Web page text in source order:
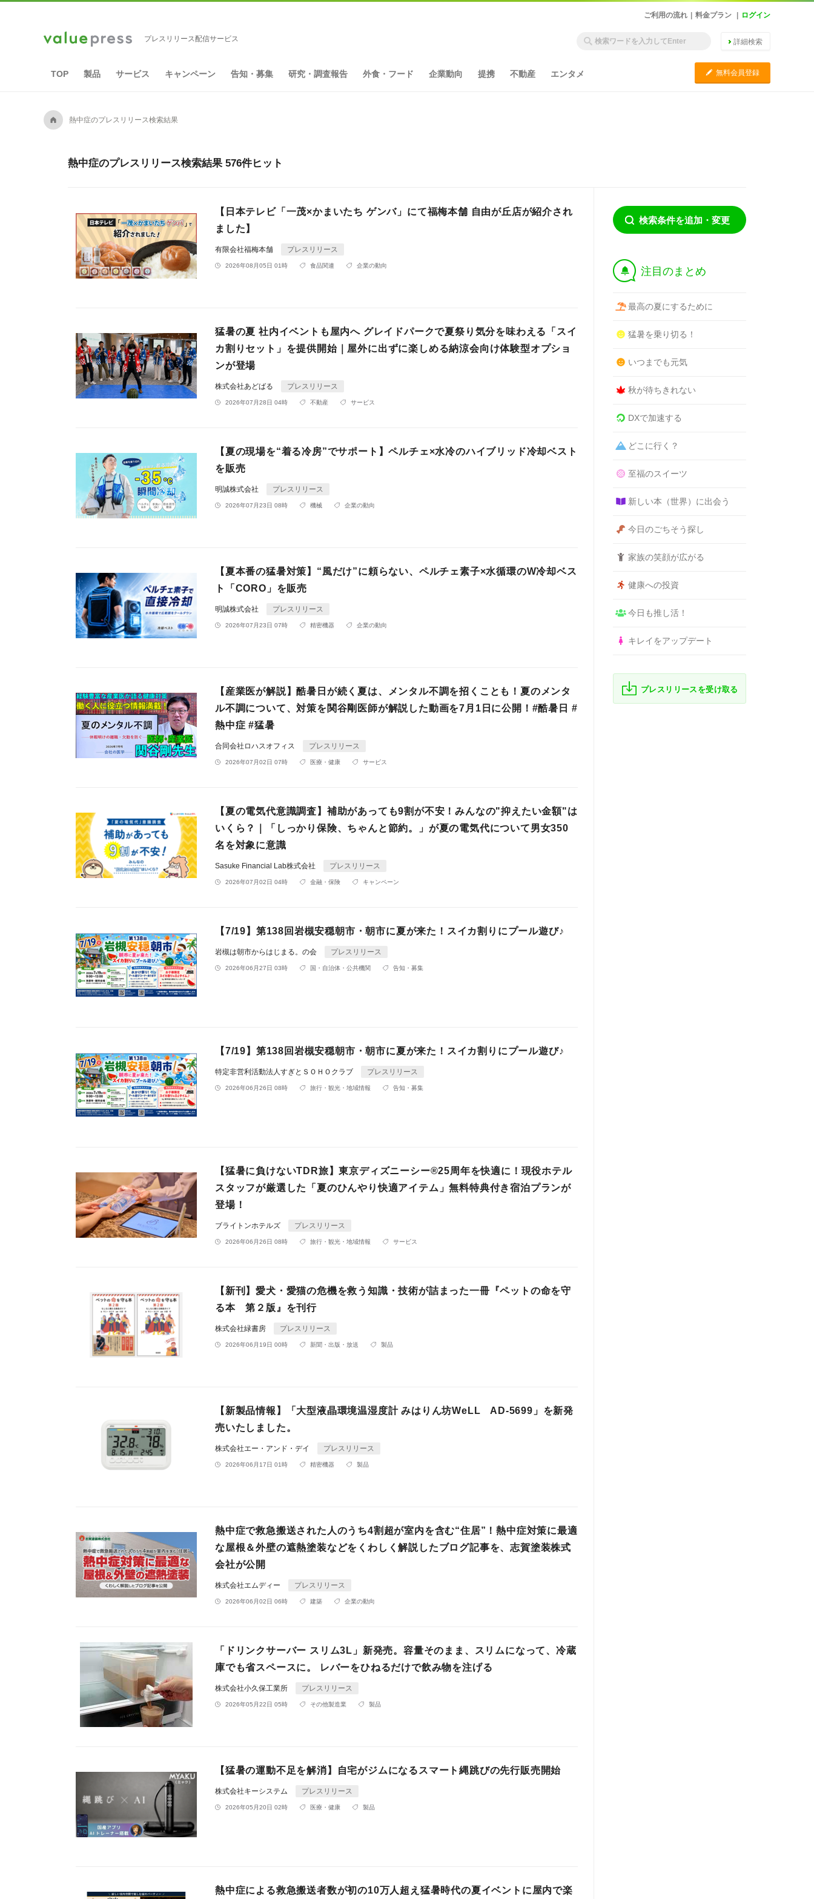
ご利用の流れ 料金プラン ログイン
プレスリリース配信サービス 詳細検索
TOP 製品 サービス キャンペーン 告知・募集 研究・調査報告 外食・フード 企業動向 提携 不動産 エンタメ C 無料会員登録
A 熱中症のプレスリリース検索結果
熱中症のプレスリリース検索結果 576件ヒット
【日本テレビ「一茂×かまいたち ゲンバ」にて福梅本舗 自由が丘店が紹介され
ました】
有限会社福梅本舗 プレスリリース
2026年08月05日 01時 食品関連 企業の動向
猛暑の夏 社内イベントも屋内へ グレイドパークで夏祭り気分を味わえる「スイ
カ割りセット」を提供開始｜屋外に出ずに楽しめる納涼会向け体験型オプショ
ンが登場
株式会社あどばる プレスリリース
2026年07月28日 04時 不動産 サービス
【夏の現場を“着る冷房”でサポート】ペルチェ×水冷のハイブリッド冷却ベスト
を販売
明誠株式会社 プレスリリース
2026年07月23日 08時 機械 企業の動向
【夏本番の猛暑対策】“風だけ”に頼らない、ペルチェ素子×水循環のW冷却ベス
ト「CORO」を販売
明誠株式会社 プレスリリース
2026年07月23日 07時 精密機器 企業の動向
【産業医が解説】酷暑日が続く夏は、メンタル不調を招くことも！夏のメンタ
ル不調について、対策を関谷剛医師が解説した動画を7月1日に公開！#酷暑日 #
熱中症 #猛暑
合同会社ロハスオフィス プレスリリース
2026年07月02日 07時 医療・健康 サービス
【夏の電気代意識調査】補助があっても9割が不安！みんなの"抑えたい金額"は
いくら？｜「しっかり保険、ちゃんと節約。」が夏の電気代について男女350
名を対象に意識
Sasuke Financial Lab株式会社 プレスリリース
2026年07月02日 04時 金融・保険 キャンペーン
【7/19】第138回岩槻安穏朝市・朝市に夏が来た！スイカ割りにプール遊び♪
岩槻は朝市からはじまる。の会 プレスリリース
2026年06月27日 03時 国・自治体・公共機関 告知・募集
【7/19】第138回岩槻安穏朝市・朝市に夏が来た！スイカ割りにプール遊び♪
特定非営利活動法人すぎとＳＯＨＯクラブ プレスリリース
2026年06月26日 08時 旅行・観光・地域情報 告知・募集
【猛暑に負けないTDR旅】東京ディズニーシー®25周年を快適に！現役ホテル
スタッフが厳選した「夏のひんやり快適アイテム」無料特典付き宿泊プランが
登場！
ブライトンホテルズ プレスリリース
2026年06月26日 08時 旅行・観光・地域情報 サービス
【新刊】愛犬・愛猫の危機を救う知識・技術が詰まった一冊『ペットの命を守
る本 第２版』を刊行
株式会社緑書房 プレスリリース
2026年06月19日 00時 新聞・出版・放送 製品
【新製品情報】「大型液晶環境温湿度計 みはりん坊WeLL AD-5699」を新発
売いたしました。
株式会社エー・アンド・デイ プレスリリース
2026年06月17日 01時 精密機器 製品
熱中症で救急搬送された人のうち4割超が室内を含む“住居”！熱中症対策に最適
な屋根＆外壁の遮熱塗装などをくわしく解説したブログ記事を、志賀塗装株式
会社が公開
株式会社エムディー プレスリリース
2026年06月02日 06時 建築 企業の動向
「ドリンクサーバー スリム3L」新発売。容量そのまま、スリムになって、冷蔵
庫でも省スペースに。 レバーをひねるだけで飲み物を注げる
株式会社小久保工業所 プレスリリース
2026年05月22日 05時 その他製造業 製品
【猛暑の運動不足を解消】自宅がジムになるスマート縄跳びの先行販売開始
株式会社キーシステム プレスリリース
2026年05月20日 02時 医療・健康 製品
熱中症による救急搬送者数が初の10万人超え猛暑時代の夏イベントに屋内で楽
検索条件を追加・変更
† 注目のまとめ
最高の夏にするために
猛暑を乗り切る！
いつまでも元気
秋が待ちきれない
DXで加速する
どこに行く？
至福のスイーツ
新しい本（世界）に出会う
今日のごちそう探し
家族の笑顔が広がる
健康への投資
今日も推し活！
キレイをアップデート
プレスリリースを受け取る